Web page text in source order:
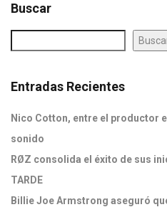
Buscar
Entradas Recientes
Nico Cotton, entre el productor
sonido
RØZ consolida el éxito de sus
TARDE
Billie Joe Armstrong aseguró